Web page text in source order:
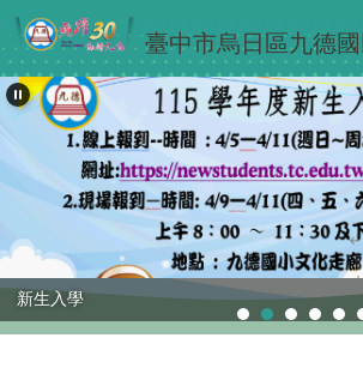
跳
到
主
要
內
區
臺中市烏日區九德
新生入學